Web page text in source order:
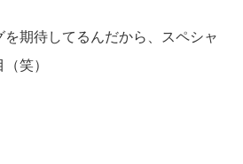
を期待してるんだから、スペシャ
笑）